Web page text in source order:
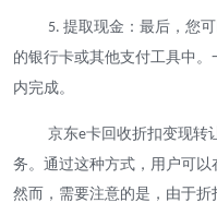
5. 提取现金：最后，您
的银行卡或其他支付工具中
内完成。
京东e卡回收折扣变现转
务。通过这种方式，用户可以
然而，需要注意的是，由于